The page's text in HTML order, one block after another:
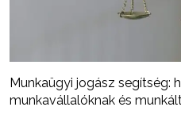
Munkaügyi jogász segítség:
munkavállalóknak és